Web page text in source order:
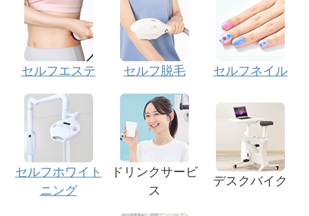
セルフエステ セルフ脱毛 セルフネイル
セルフホワイト
ニング
ドリンクサービ
ス
デスクバイク